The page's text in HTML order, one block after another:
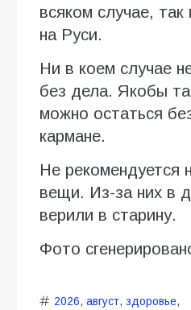
всяком случае,
на Руси.
Ни в коем случае
без дела. Якобы
можно остаться
кармане.
Не рекомендуется
вещи. Из-за них в
верили в старину.
Фото
2026, август, здоровье,